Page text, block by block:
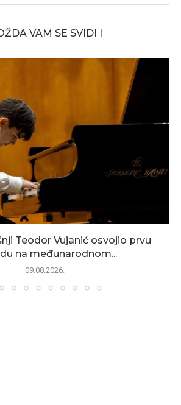
VAM SE SVIDI I
Teodor Vujanić osvojio prvu
na međunarodnom...
09.08.2026.